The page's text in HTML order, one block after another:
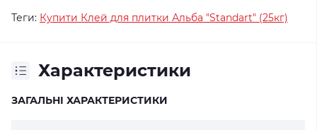
Теги: Купити Клей для плитки Альба "Standart" (25кг)
Характеристики
ЗАГАЛЬНІ ХАРАКТЕРИСТИКИ